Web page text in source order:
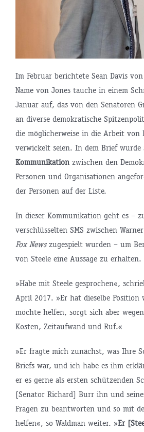
Im Februar berichtete Sean Davis von
Name von Jones tauche in einem
Januar auf, das von den Senatoren
an diverse demokratische
die möglicherweise in die Arbeit von
verwickelt seien. In dem Brief wurde
Kommunikation zwischen den
Personen und Organisationen
der Personen auf der Liste.
In dieser Kommunikation geht es –
verschlüsselten SMS zwischen
Fox Newszugespielt wurden – um
von Steele eine Aussage zu erhalten.
»Habe mit Steele gesprochen«,
April 2017. »Er hat dieselbe Position
möchte helfen, sorgt sich aber
Kosten, Zeitaufwand und Ruf.«
»Er fragte mich zunächst, was Ihre
Briefs war, und ich habe es ihm
er es gerne als ersten schützenden
[Senator Richard] Burr ihn und
Fragen zu beantworten und so mit
helfen«, so Waldman weiter. »Er